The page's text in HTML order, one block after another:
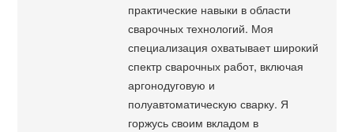
практические навыки в области
сварочных технологий. Моя
специализация охватывает широкий
спектр сварочных работ, включая
аргонодуговую и
полуавтоматическую сварку. Я
горжусь своим вкладом в